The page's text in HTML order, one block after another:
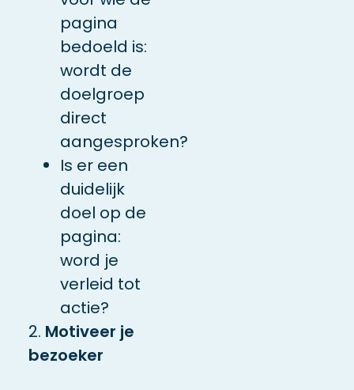
pagina
bedoeld is:
wordt de
doelgroep
direct
aangesproken?
Is er een
duidelijk
doel op de
pagina:
word je
verleid tot
actie?
2. Motiveer je
bezoeker